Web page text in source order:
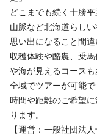
どこまでも続く十勝
山脈など北海道らし
思い出になること間違
収穫体験や酪農、乗
や海が見えるコース
全域でツアーが可能で
時間や距離のご希望
ります。
【運営：一般社団法人